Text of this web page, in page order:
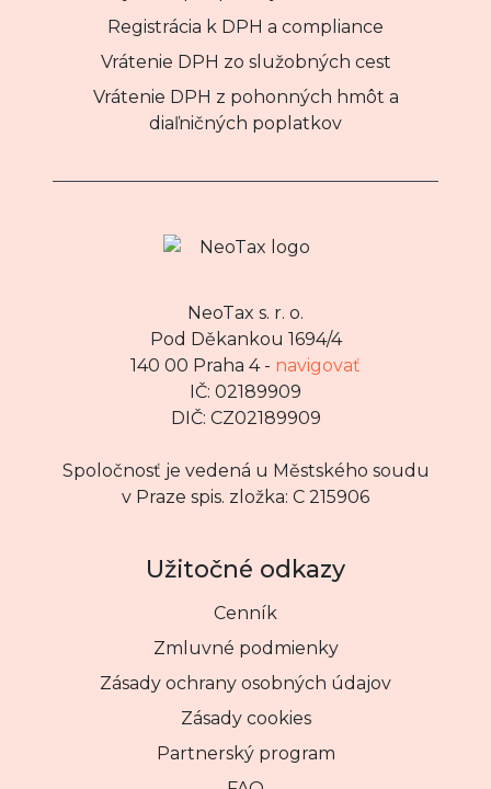
Registrácia k DPH a compliance
Vrátenie DPH zo služobných cest
Vrátenie DPH z pohonných hmôt a
diaľničných poplatkov
NeoTax s. r. o.
Pod Děkankou 1694/4
140 00 Praha 4 - navigovať
IČ: 02189909
DIČ: CZ02189909
Spoločnosť je vedená u Městského soudu
v Praze spis. zložka: C 215906
Užitočné odkazy
Cenník
Zmluvné podmienky
Zásady ochrany osobných údajov
Zásady cookies
Partnerský program